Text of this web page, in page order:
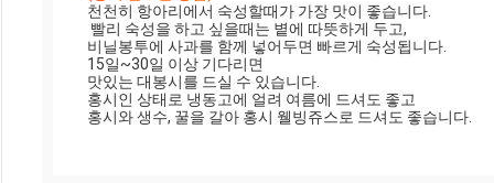
천천히 항아리에서 숙성할때가 가장 맛이 좋습니다.
빨리 숙성을 하고 싶을때는 볕에 따뜻하게 두고,
비닐봉투에 사과를 함께 넣어두면 빠르게 숙성됩니다.
15일~30일 이상 기다리면
맛있는 대봉시를 드실 수 있습니다.
홍시인 상태로 냉동고에 얼려 여름에 드셔도 좋고
홍시와 생수, 꿀을 갈아 홍시 웰빙쥬스로 드셔도 좋습니다.